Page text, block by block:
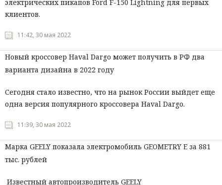
электрических пикапов Ford F-150 Lightning для первых
клиентов.
11:42, 30 мая 2022
Новый кроссовер Haval Dargo может получить в РФ два
варианта дизайна в 2022 году
Сегодня стало известно, что на рынок России выйдет еще
одна версия популярного кроссовера Haval Dargo.
11:39, 30 мая 2022
Марка GEELY показала электромобиль GEOMETRY E за 881
тыс. рублей
Известный автопроизводитель GEELY